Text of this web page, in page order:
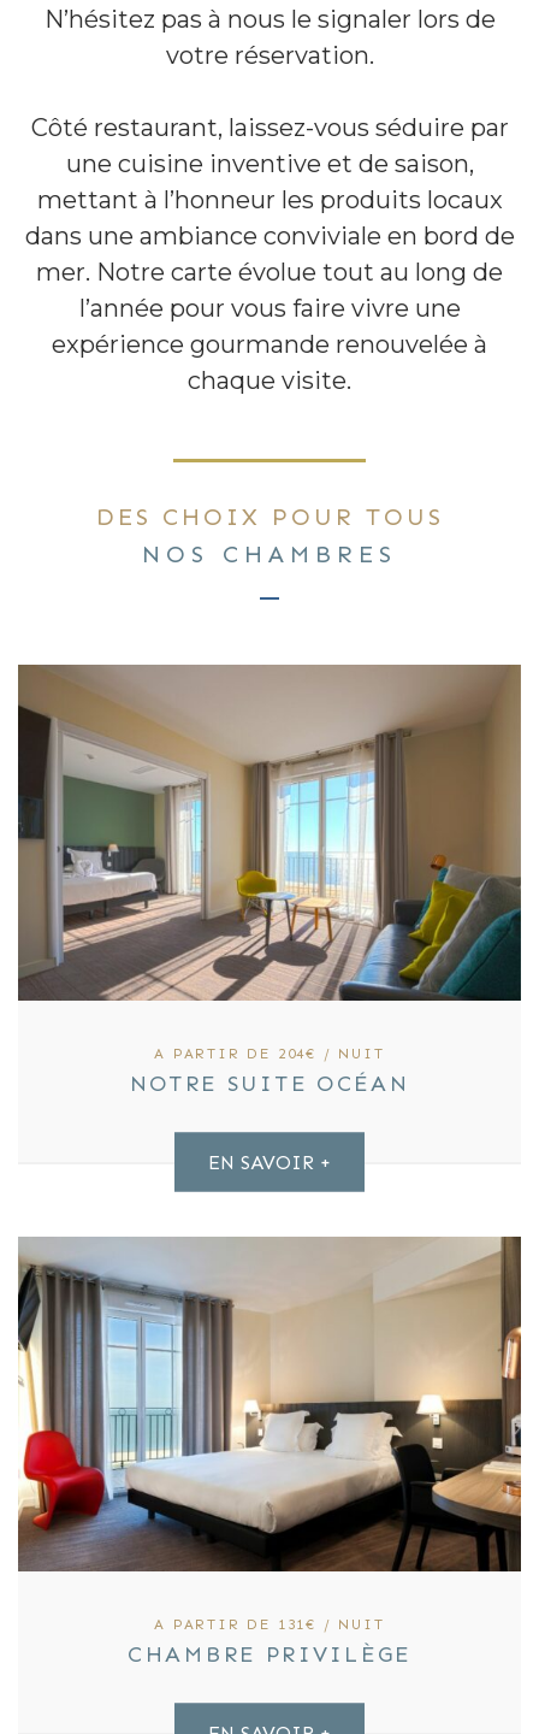
N’hésitez pas à nous le signaler lors de
votre réservation.
Côté restaurant, laissez-vous séduire par
une cuisine inventive et de saison,
mettant à l’honneur les produits locaux
dans une ambiance conviviale en bord de
mer. Notre carte évolue tout au long de
l’année pour vous faire vivre une
expérience gourmande renouvelée à
chaque visite.
DES CHOIX POUR TOUS
NOS CHAMBRES
NOTRE SUITE OCÉAN
A PARTIR DE 204€ / NUIT
EN SAVOIR +
CHAMBRE PRIVILÈGE
A PARTIR DE 131€ / NUIT